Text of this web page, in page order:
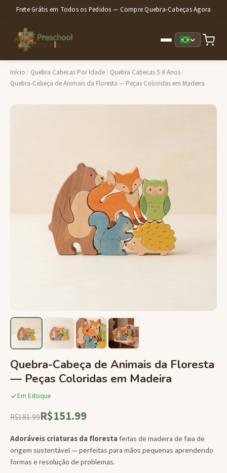
Frete Grátis em Todos os Pedidos — Compre Quebra-Cabeças Agora
Início / Quebra Cabecas Por Idade/ Quebra Cabecas 5 8 Anos/
Quebra-Cabeça de Animais da Floresta — Peças Coloridas em Madeira
Quebra-Cabeça de Animais da Floresta
— Peças Coloridas em Madeira
Em Estoque
R$181.99R$151.99
Adoráveis criaturas da florestafeitas de madeira de faia de
origem sustentável — perfeitas para mãos pequenas aprendendo
formas e resolução de problemas.